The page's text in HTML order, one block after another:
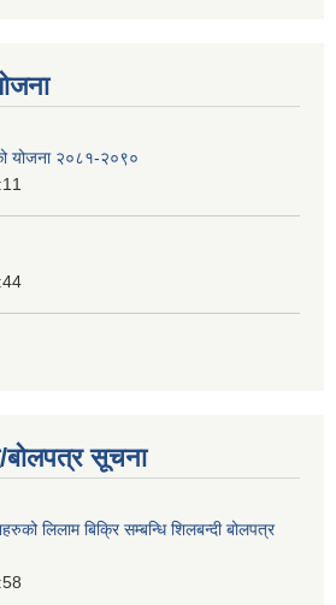
योजना २०८१-२०९०
बोलपत्र सूचना
लिलाम बिक्रि सम्बन्धि शिलबन्दी बोलपत्र